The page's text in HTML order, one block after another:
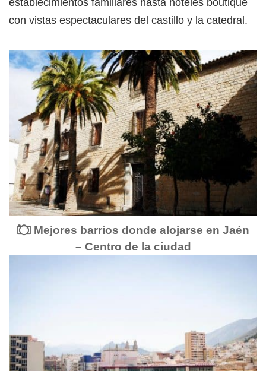
establecimientos familiares hasta hoteles boutique
con vistas espectaculares del castillo y la catedral.
Mejores barrios donde alojarse en Jaén
– Centro de la ciudad